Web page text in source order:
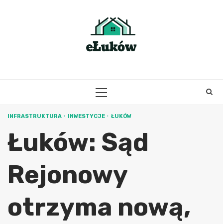
PRIMARY
INFRASTRUKTURA INWESTYCJE ŁUKÓW
Łuków: Sąd
Rejonowy
otrzyma nową,